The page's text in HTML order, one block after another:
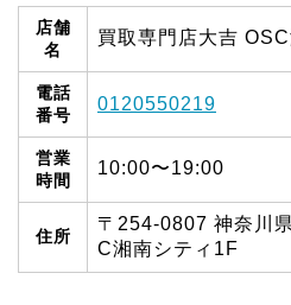
店舗
名
買取専門店大吉
電話
番号
0120550219
営業
時間
10:00〜19:00
住所
〒254-0807 神奈川
C湘南シティ1F